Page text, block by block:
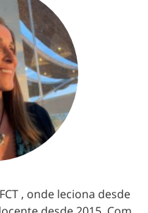
, onde leciona desde